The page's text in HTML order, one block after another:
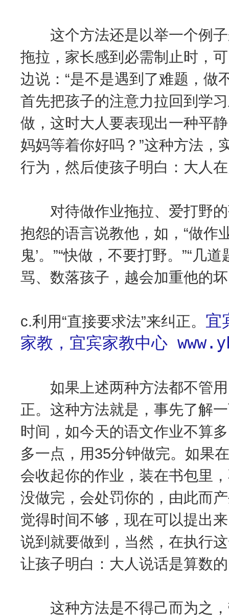
这个方法还是以举一个例子
拖拉，家长感到必需制止时，
边说：“是不是遇到了难题，做
首先把孩子的注意力拉回到学
做，这时大人要表现出一种平
妈妈等着你好吗？”这种方法，
行为，然后使孩子明白：大人
对待做作业拖拉、爱打野的
抱怨的语言说教他，如，“做作
鬼’。”“快做，不要打野。”“几
骂、数落孩子，越会加重他的
c.利用“直接要求法”来纠正。 宜
家教，宜宾家教中心
如果上述两种方法都不管用
正。这种方法就是，事先了解
时间，如今天的语文作业不算
多一点，用35分钟做完。如果
会收起你的作业，装在书包里
没做完，会处罚你的，由此而
觉得时间不够，现在可以提出
说到就要做到，当然，在执行
让孩子明白：大人说话是算数
这种方法是不得己而为之，